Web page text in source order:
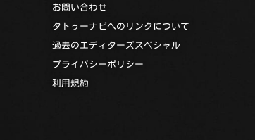
お問い合わせ
タトゥーナビへのリンクについて
過去のエディターズスペシャル
プライバシーポリシー
利用規約